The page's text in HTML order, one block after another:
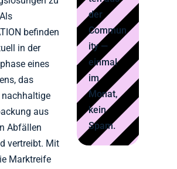
befinden
in der
eines
das
aus
Abfällen
vertreibt. Mit
Marktreife
der
Commun
ity —
einmal
im
Monat,
kein
Spam.